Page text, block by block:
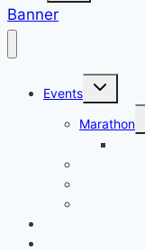
Banner
Events
Untermenü
Marathon